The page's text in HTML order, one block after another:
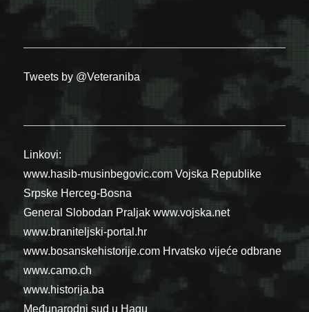
Tweets by @Veteraniba
Linkovi:
www.hasib-musinbegovic.com Vojska Republike
Srpske Herceg-Bosna
General Slobodan Praljak www.vojska.net
www.braniteljski-portal.hr
www.bosanskehistorije.com Hrvatsko vijeće odbrane
www.camo.ch
www.historija.ba
Međunarodni sud u Hagu